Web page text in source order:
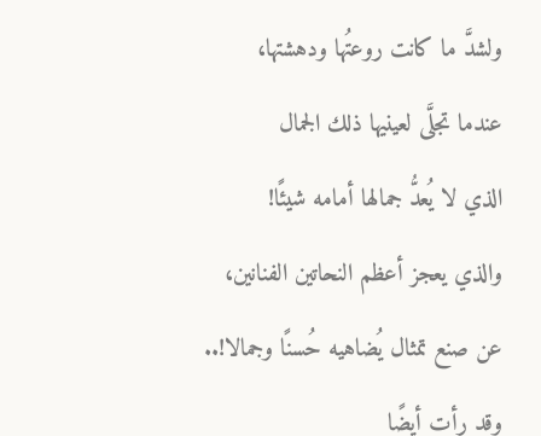
ولشدَّ ما كانت روعتُها ودهشتها،
عندما تجلَّى لعينيها ذلك الجمال
الذي لا يُعدُّ جمالها أمامه شيئًا!
والذي يعجز أعظم النحاتين الفنانين،
عن صنع تمثال يُضاهيه حُسنًا وجمالا!..
وقد رأت أيضًا